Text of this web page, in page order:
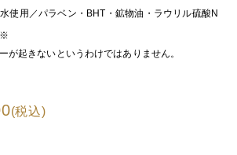
使用／パラベン・BHT・鉱物油・ラウリル硫酸N
※
が起きないというわけではありません。
(税込)